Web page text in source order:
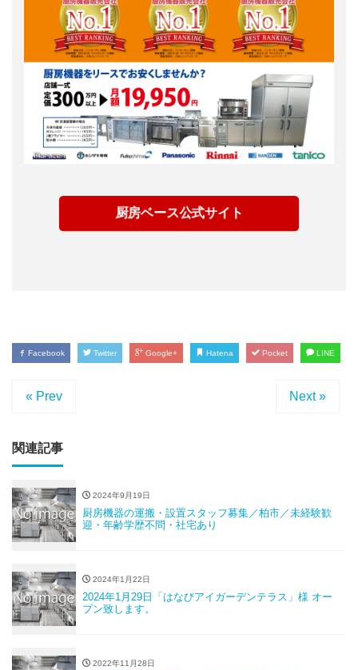
厨房ベース公式サイト
Facebook Twitter Google+ Hatena Pocket LINE
« Prev Next »
関連記事
2024年9月19日
厨房機器の運搬・設置スタッフ募集／柏市／未経験歓
迎・年齢学歴不問・社宅あり
2024年1月22日
2024年1月29日「はなびアイガーデンテラス」様 オー
プン致します。
2022年11月28日